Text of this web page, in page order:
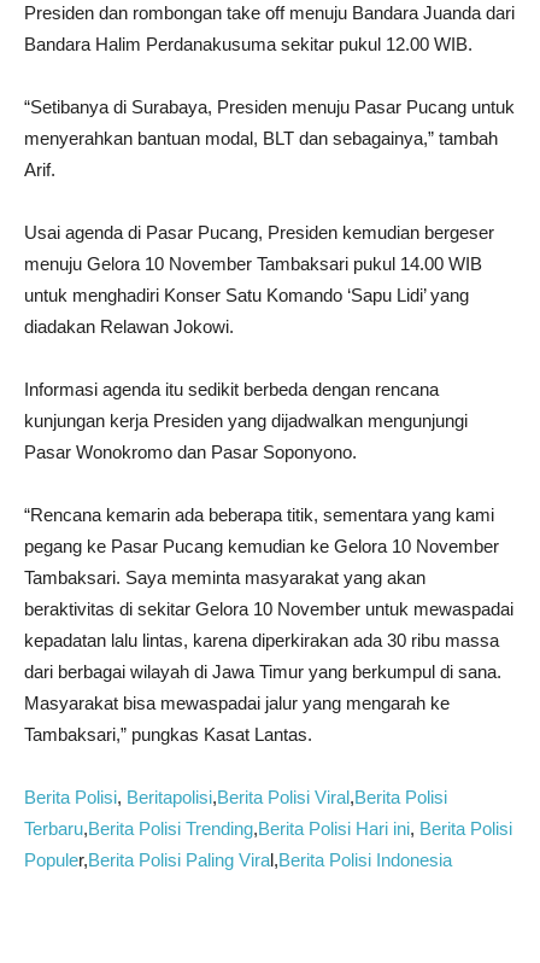
Presiden dan rombongan take off menuju Bandara Juanda dari
Bandara Halim Perdanakusuma sekitar pukul 12.00 WIB.
“Setibanya di Surabaya, Presiden menuju Pasar Pucang untuk
menyerahkan bantuan modal, BLT dan sebagainya,” tambah
Arif.
Usai agenda di Pasar Pucang, Presiden kemudian bergeser
menuju Gelora 10 November Tambaksari pukul 14.00 WIB
untuk menghadiri Konser Satu Komando ‘Sapu Lidi’ yang
diadakan Relawan Jokowi.
Informasi agenda itu sedikit berbeda dengan rencana
kunjungan kerja Presiden yang dijadwalkan mengunjungi
Pasar Wonokromo dan Pasar Soponyono.
“Rencana kemarin ada beberapa titik, sementara yang kami
pegang ke Pasar Pucang kemudian ke Gelora 10 November
Tambaksari. Saya meminta masyarakat yang akan
beraktivitas di sekitar Gelora 10 November untuk mewaspadai
kepadatan lalu lintas, karena diperkirakan ada 30 ribu massa
dari berbagai wilayah di Jawa Timur yang berkumpul di sana.
Masyarakat bisa mewaspadai jalur yang mengarah ke
Tambaksari,” pungkas Kasat Lantas.
Berita Polisi, Beritapolisi,Berita Polisi Viral,Berita Polisi
Terbaru,Berita Polisi Trending,Berita Polisi Hari ini, Berita Polisi
Populer,Berita Polisi Paling Viral,Berita Polisi Indonesia